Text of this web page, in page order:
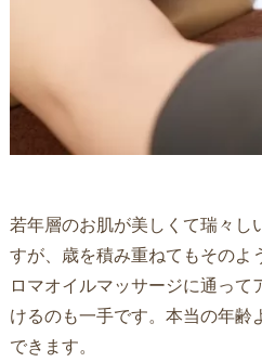
若年層のお肌が美しくて瑞々し
すが、歳を積み重ねてもそのよ
ロマオイルマッサージに通って
けるのも一手です。本当の年齢
できます。